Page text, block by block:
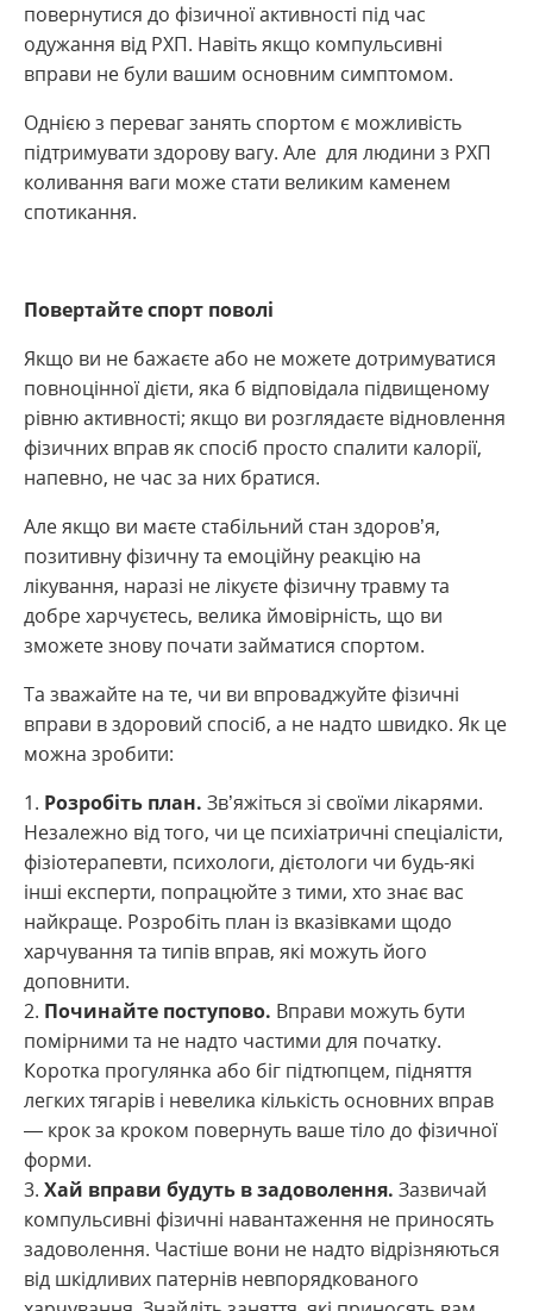
повернутися до фізичної активності під час
одужання від РХП. Навіть якщо компульсивні
вправи не були вашим основним симптомом.
Однією з переваг занять спортом є можливість
підтримувати здорову вагу. Але для людини з РХП
коливання ваги може стати великим каменем
спотикання.
Повертайте спорт поволі
Якщо ви не бажаєте або не можете дотримуватися
повноцінної дієти, яка б відповідала підвищеному
рівню активності; якщо ви розглядаєте відновлення
фізичних вправ як спосіб просто спалити калорії,
напевно, не час за них братися.
Але якщо ви маєте стабільний стан здоров’я,
позитивну фізичну та емоційну реакцію на
лікування, наразі не лікуєте фізичну травму та
добре харчуєтесь, велика ймовірність, що ви
зможете знову почати займатися спортом.
Та зважайте на те, чи ви впроваджуйте фізичні
вправи в здоровий спосіб, а не надто швидко. Як це
можна зробити:
Розробіть план. Зв’яжіться зі своїми лікарями.
Незалежно від того, чи це психіатричні спеціалісти,
фізіотерапевти, психологи, дієтологи чи будь-які
інші експерти, попрацюйте з тими, хто знає вас
найкраще. Розробіть план із вказівками щодо
харчування та типів вправ, які можуть його
доповнити.
Починайте поступово. Вправи можуть бути
помірними та не надто частими для початку.
Коротка прогулянка або біг підтюпцем, підняття
легких тягарів і невелика кількість основних вправ
— крок за кроком повернуть ваше тіло до фізичної
форми.
Хай вправи будуть в задоволення. Зазвичай
компульсивні фізичні навантаження не приносять
задоволення. Частіше вони не надто відрізняються
від шкідливих патернів невпорядкованого